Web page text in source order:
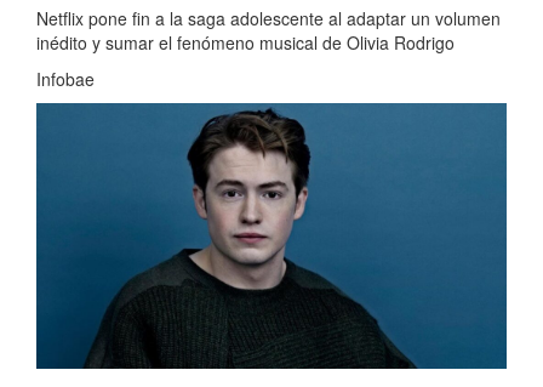
Netflix pone fin a la saga adolescente al adaptar un volumen
inédito y sumar el fenómeno musical de Olivia Rodrigo
Infobae